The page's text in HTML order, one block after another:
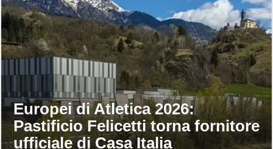
Europei di Atletica 2026:
Pastificio Felicetti torna fornitore
ufficiale di Casa Italia